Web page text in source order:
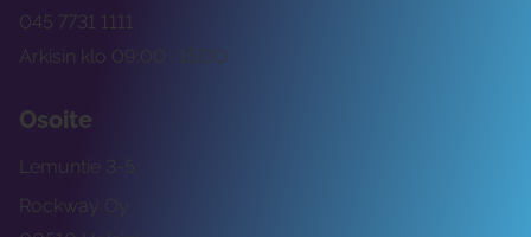
Arkisin klo 09:00 -15:00
045 7731 1111
Osoite
Rockway Oy
Lemuntie 3-5